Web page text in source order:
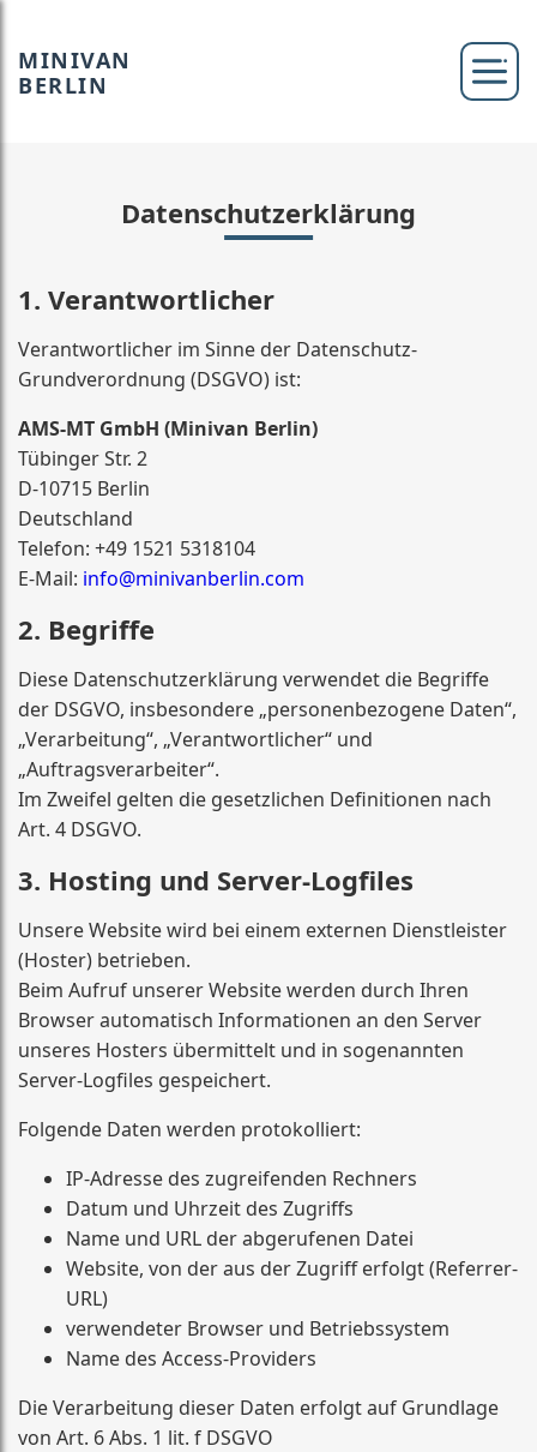
MINIVAN
BERLIN
Datenschutzerklärung
1. Verantwortlicher
Verantwortlicher im Sinne der Datenschutz-
Grundverordnung (DSGVO) ist:
AMS-MT GmbH (Minivan Berlin)
Tübinger Str. 2
D-10715 Berlin
Deutschland
Telefon: +49 1521 5318104
E-Mail: info@minivanberlin.com
2. Begriffe
Diese Datenschutzerklärung verwendet die Begriffe
der DSGVO, insbesondere „personenbezogene Daten“,
„Verarbeitung“, „Verantwortlicher“ und
„Auftragsverarbeiter“.
Im Zweifel gelten die gesetzlichen Definitionen nach
Art. 4 DSGVO.
3. Hosting und Server-Logfiles
Unsere Website wird bei einem externen Dienstleister
(Hoster) betrieben.
Beim Aufruf unserer Website werden durch Ihren
Browser automatisch Informationen an den Server
unseres Hosters übermittelt und in sogenannten
Server-Logfiles gespeichert.
Folgende Daten werden protokolliert:
IP-Adresse des zugreifenden Rechners
Datum und Uhrzeit des Zugriffs
Name und URL der abgerufenen Datei
Website, von der aus der Zugriff erfolgt (Referrer-
URL)
verwendeter Browser und Betriebssystem
Name des Access-Providers
Die Verarbeitung dieser Daten erfolgt auf Grundlage
von Art. 6 Abs. 1 lit. f DSGVO